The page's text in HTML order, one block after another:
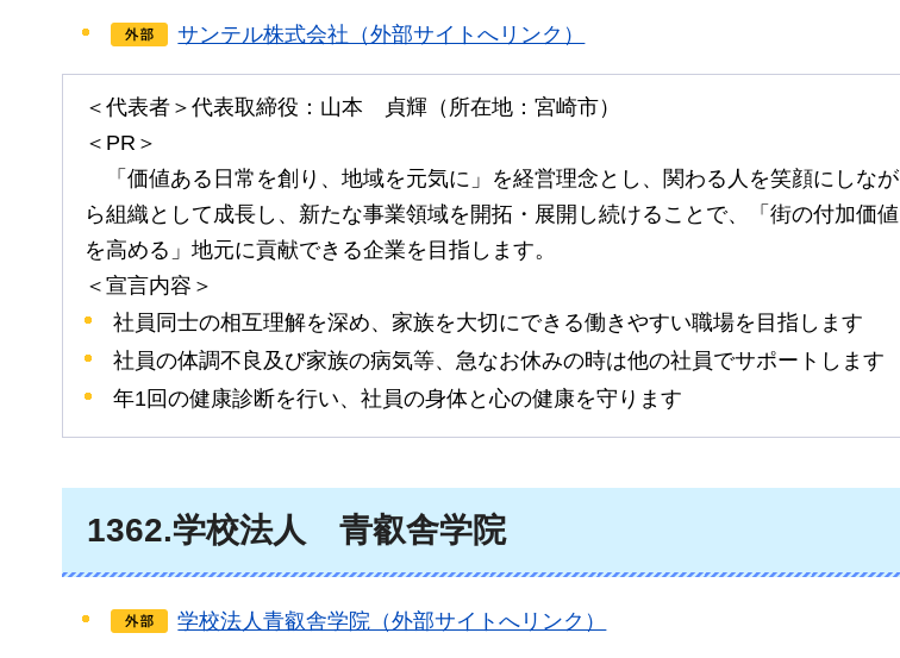
サンテル株式会社（外部サイトへリンク）
＜代表者＞代表取締役：山本 貞輝（所在地：宮崎市）
＜PR＞
「 価値ある日常を創り、地域を元気に」を経営理念とし、関わる人を笑顔にしなが
ら組織として成長し、新たな事業領域を開拓・展開し続けることで、「街の付加価値
を高める」地元に貢献できる企業を目指します。
＜宣言内容＞
社員同士の相互理解を深め、家族を大切にできる働きやすい職場を目指します
社員の体調不良及び家族の病気等、急なお休みの時は他の社員でサポートします
年1回の健康診断を行い、社員の身体と心の健康を守ります
1362.学校法人 青叡舎学院
学校法人青叡舎学院（外部サイトへリンク）